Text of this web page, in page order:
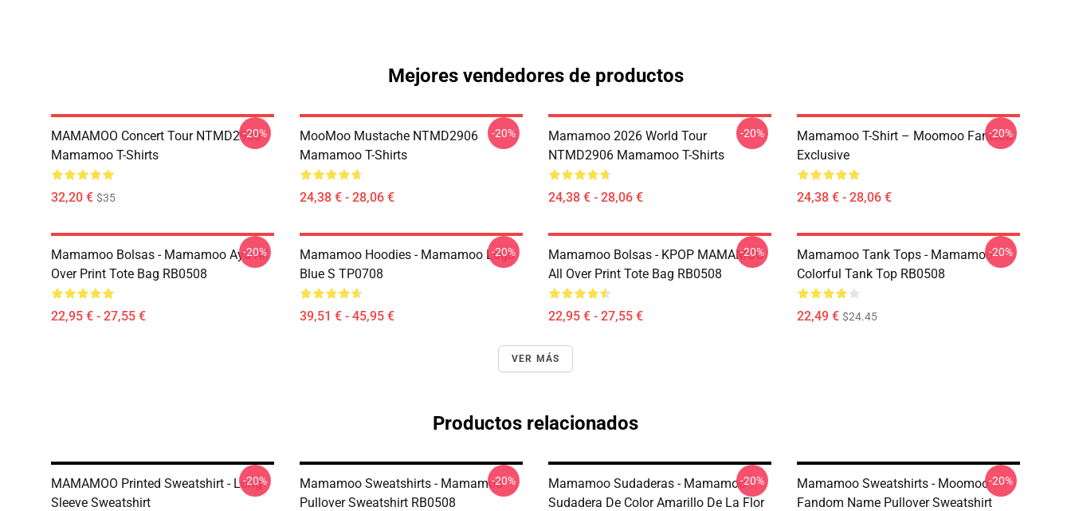
Mejores vendedores de productos
MAMAMOO Concert Tour NTMD2906
Mamamoo T-Shirts
32,20 € $35
-20%
MooMoo Mustache NTMD2906
Mamamoo T-Shirts
24,38 € - 28,06 €
-20%
Mamamoo 2026 World Tour
NTMD2906 Mamamoo T-Shirts
24,38 € - 28,06 €
-20%
Mamamoo T-Shirt – Moomoo Fanclub
Exclusive
24,38 € - 28,06 €
-20%
Mamamoo Bolsas - Mamamoo Aya All
Over Print Tote Bag RB0508
22,95 € - 27,55 €
-20%
Mamamoo Hoodies - Mamamoo Logo
Blue S TP0708
39,51 € - 45,95 €
-20%
Mamamoo Bolsas - KPOP MAMAMOO
All Over Print Tote Bag RB0508
22,95 € - 27,55 €
-20%
Mamamoo Tank Tops - Mamamoo
Colorful Tank Top RB0508
22,49 € $24.45
-20%
VER MÁS
Productos relacionados
MAMAMOO Printed Sweatshirt - Long
Sleeve Sweatshirt
-20%
Mamamoo Sweatshirts - Mamamoo
Pullover Sweatshirt RB0508
-20%
Mamamoo Sudaderas - Mamamoo
Sudadera De Color Amarillo De La Flor
-20%
Mamamoo Sweatshirts - Moomoo
Fandom Name Pullover Sweatshirt
-20%